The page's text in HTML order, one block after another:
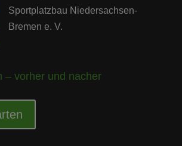
Sportplatzbau Niedersachsen-
Bremen e. V.
– vorher und nacher